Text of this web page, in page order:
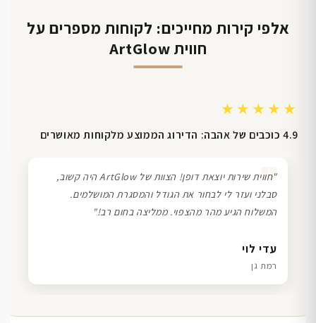
אלפי קירות מחייכים: לקוחות מספרים על
חווית ArtGlow
★★★★★
4.9 כוכבים של אהבה: הדירוג הממוצע מלקוחות מאושרים
שרון כהן
תל אביב
❞
"חווית שירות יוצאת דופן! הצוות של ArtGlow היה קשוב,
סבלני ועזר לי לבחור את הגודל והמסגרת המושלמים.
המשלוח הגיע מהר מהצפוי. ממליצה בחום רב!"
עדי לוי
רמת גן
דנה גל
חיפה
ליאת ויוסי מ.
הוד השרון